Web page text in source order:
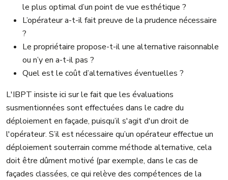
le plus optimal d’un point de vue esthétique ?
L’opérateur a-t-il fait preuve de la prudence nécessaire
?
Le propriétaire propose-t-il une alternative raisonnable
ou n’y en a-t-il pas ?
Quel est le coût d’alternatives éventuelles ?
L'IBPT insiste ici sur le fait que les évaluations
susmentionnées sont effectuées dans le cadre du
déploiement en façade, puisqu’il s'agit d'un droit de
l'opérateur. S’il est nécessaire qu’un opérateur effectue un
déploiement souterrain comme méthode alternative, cela
doit être dûment motivé (par exemple, dans le cas de
façades classées, ce qui relève des compétences de la